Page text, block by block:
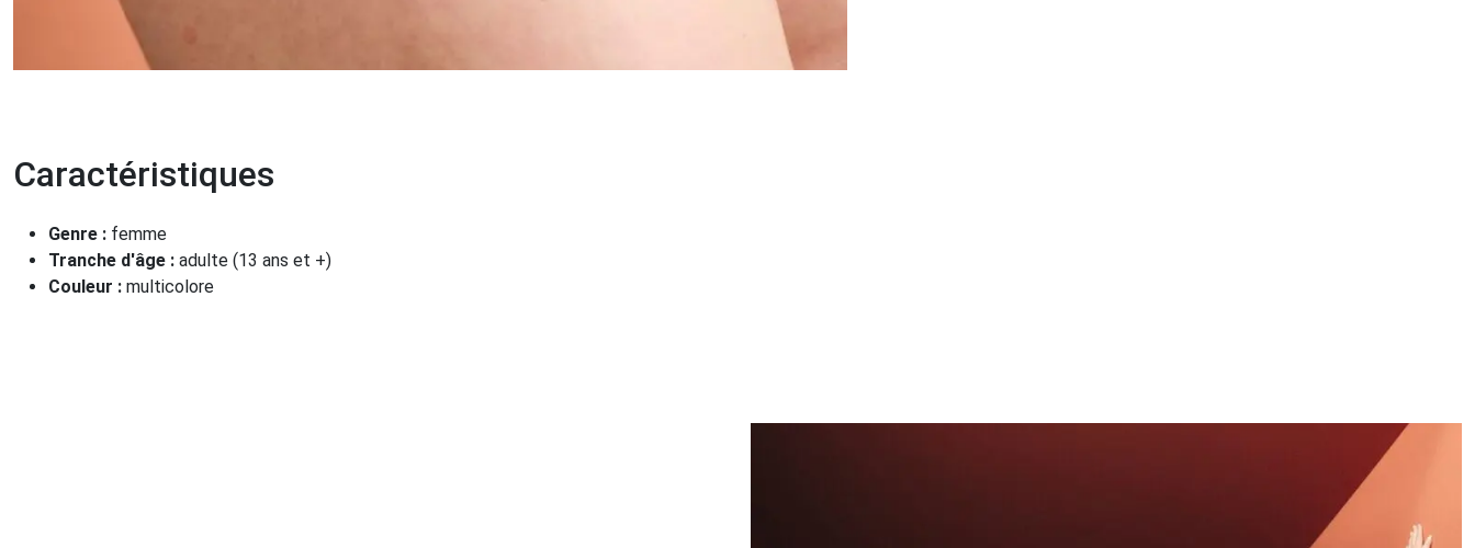
Caractéristiques
Genre : femme
Tranche d'âge : adulte (13 ans et +)
Couleur : multicolore